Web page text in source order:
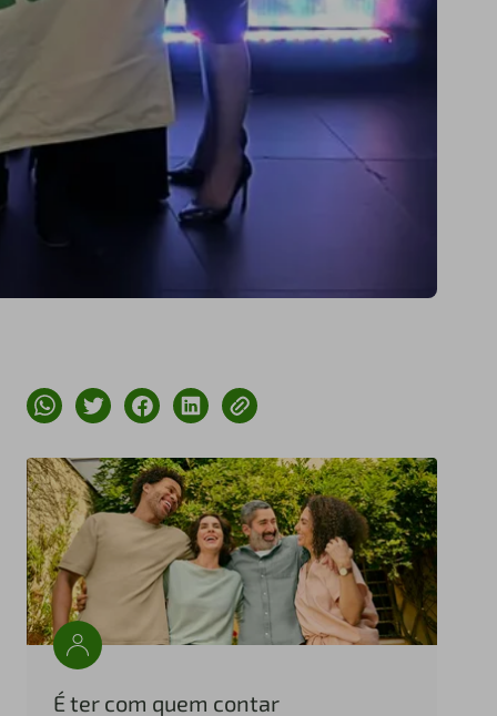
É ter com quem contar